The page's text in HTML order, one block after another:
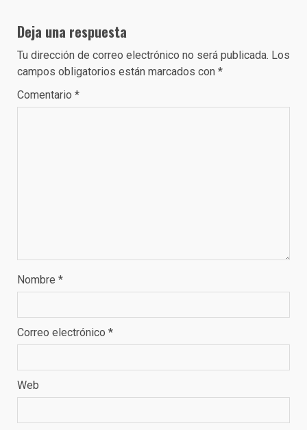
Deja una respuesta
Tu dirección de correo electrónico no será publicada. Los
campos obligatorios están marcados con *
Comentario *
Nombre *
Correo electrónico *
Web